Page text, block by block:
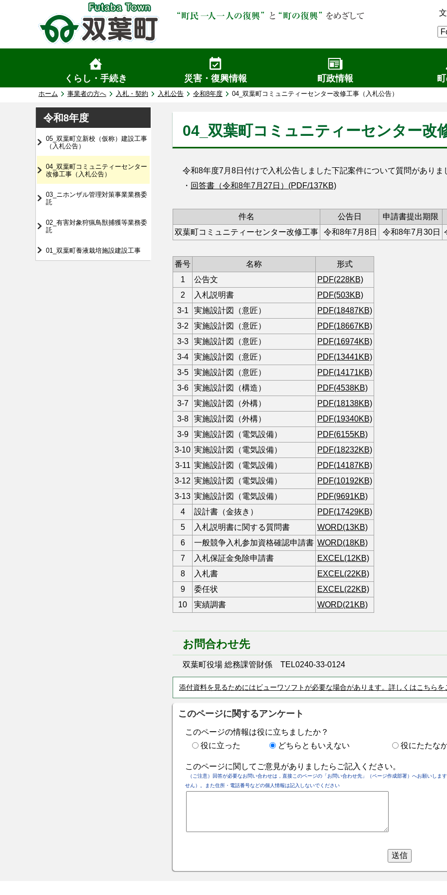
くらし・手続き 災害・復興情報 町政情報
ホーム 事業者の方へ 入札・契約 入札公告 令和8年度 04_双葉町コミュニティーセンター改修工事（入札公告）
令和8年度
05_双葉町立新校（仮称）建設工事
（入札公告）
04_双葉町コミュニティーセンター
改修工事（入札公告）
03_ニホンザル管理対策事業業務委
託
02_有害対象狩猟鳥獣捕獲等業務委
託
01_双葉町養液栽培施設建設工事
04_双葉町コミュニティーセンター改
令和8年度7月8日付けで入札公告しました下記案件について質問がありま
・ 回答書（令和8年7月27日）(PDF/137KB)
件名 公告日 申請書提出期限
双葉町コミュニティーセンター改修工事
令和8年7 月 8日 令和8年7 月 30日
番号 名称
形式
1
公告文
PDF(228KB)
2
入札説明書
PDF(503KB)
3-1
実施設計図（意匠）
PDF(18487KB)
3-2
実施設計図（意匠）
PDF(18667KB)
3-3
実施設計図（意匠）
PDF(16974KB)
3-4
実施設計図（意匠）
PDF(13441KB)
3-5
実施設計図（意匠）
PDF(14171KB)
3-6
実施設計図（構造）
PDF(4538KB)
3-7
実施設計図（外構）
PDF(18138KB)
3-8
実施設計図（外構）
PDF(19340KB)
3-9
実施設計図（電気設備）
PDF(6155KB)
3-10 実施設計図（電気設備）
PDF(18232KB)
3-11 実施設計図（電気設備）
PDF(14187KB)
3-12 実施設計図（電気設備）
PDF(10192KB)
3-13 実施設計図（電気設備）
PDF(9691KB)
4
設計書（金抜き）
PDF(17429KB)
5
入札説明書に関する質問書
WORD(13KB)
6
一般競争入札参加資格確認申請書 WORD(18KB)
7
入札保証金免除申請書
EXCEL(12KB)
8
入札書
EXCEL(22KB)
9
委任状
EXCEL(22KB)
10
実績調書 WORD(21KB)
お問合わせ先
双葉町役場 総務課管財係 TEL0240-33-0124
添付資料を見るためにはビューワソフトが必要な場合があります。詳しくはこちらを
このページに関するアンケート
このページの情報は役に立ちましたか？
役に立った
どちらともいえない 役にたたな
このページに関してご意見がありましたらご記入ください。
（ご注意）回答が必要なお問い合わせは，直接このページの「お問い合わせ先」（ページ作成部署）へお願いしま
せん）。また住所・電話番号などの個人情報は記入しないでください